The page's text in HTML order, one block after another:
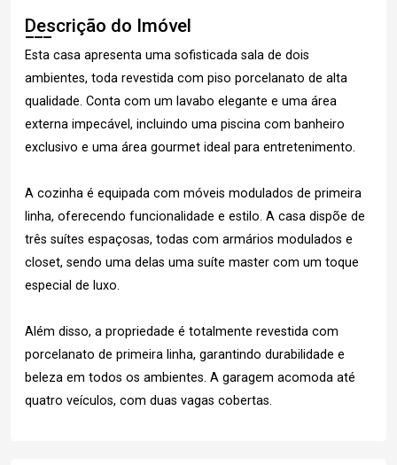
Descrição do Imóvel
Esta casa apresenta uma sofisticada sala de dois
ambientes, toda revestida com piso porcelanato de alta
qualidade. Conta com um lavabo elegante e uma área
externa impecável, incluindo uma piscina com banheiro
exclusivo e uma área gourmet ideal para entretenimento.
A cozinha é equipada com móveis modulados de primeira
linha, oferecendo funcionalidade e estilo. A casa dispõe de
três suítes espaçosas, todas com armários modulados e
closet, sendo uma delas uma suíte master com um toque
especial de luxo.
Além disso, a propriedade é totalmente revestida com
porcelanato de primeira linha, garantindo durabilidade e
beleza em todos os ambientes. A garagem acomoda até
quatro veículos, com duas vagas cobertas.